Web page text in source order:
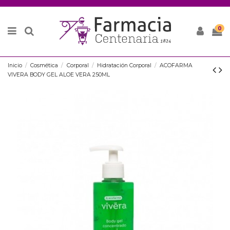
0
Inicio Cosmética Corporal Hidratación Corporal
ACOFARMA
VIVERA BODY GEL ALOE VERA 250ML